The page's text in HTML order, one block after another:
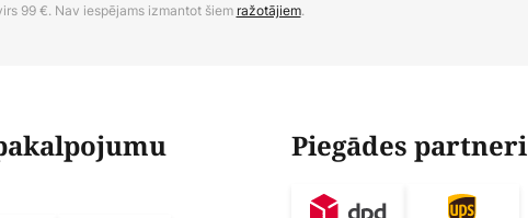
99 €. Nav iespējams izmantot šiem ražotājiem.
Piegādes partneri